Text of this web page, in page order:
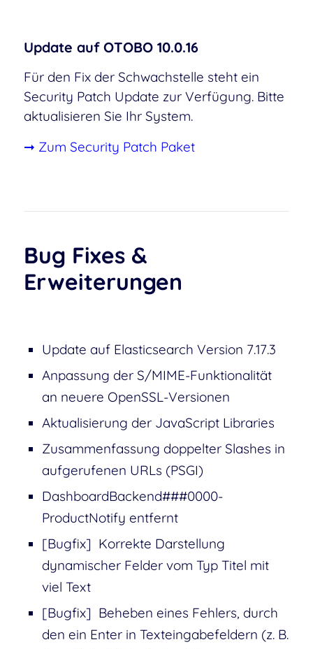
Update auf OTOBO 10.0.16
Für den Fix der Schwachstelle steht ein
Security Patch Update zur Verfügung. Bitte
aktualisieren Sie Ihr System.
➞ Zum Security Patch Paket
Bug Fixes &
Erweiterungen
Update auf Elasticsearch Version 7.17.3
Anpassung der S/MIME-Funktionalität
an neuere OpenSSL-Versionen
Aktualisierung der JavaScript Libraries
Zusammenfassung doppelter Slashes in
aufgerufenen URLs (PSGI)
DashboardBackend###0000-
ProductNotify entfernt
[Bugfix] Korrekte Darstellung
dynamischer Felder vom Typ Titel mit
viel Text
[Bugfix] Beheben eines Fehlers, durch
den ein Enter in Texteingabefeldern (z. B.